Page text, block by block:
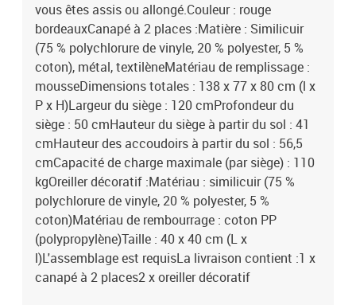
vous êtes assis ou allongé.Couleur : rouge
bordeauxCanapé à 2 places :Matière : Similicuir
(75 % polychlorure de vinyle, 20 % polyester, 5 %
coton), métal, textilèneMatériau de remplissage :
mousseDimensions totales : 138 x 77 x 80 cm (l x
P x H)Largeur du siège : 120 cmProfondeur du
siège : 50 cmHauteur du siège à partir du sol : 41
cmHauteur des accoudoirs à partir du sol : 56,5
cmCapacité de charge maximale (par siège) : 110
kgOreiller décoratif :Matériau : similicuir (75 %
polychlorure de vinyle, 20 % polyester, 5 %
coton)Matériau de rembourrage : coton PP
(polypropylène)Taille : 40 x 40 cm (L x
l)L'assemblage est requisLa livraison contient :1 x
canapé à 2 places2 x oreiller décoratif